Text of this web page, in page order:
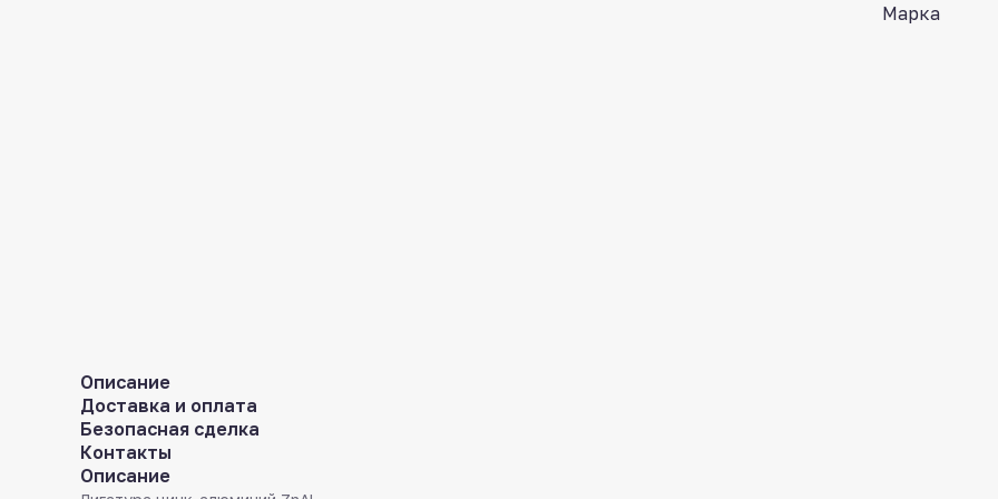
Марка
Описание
Доставка и оплата
Безопасная сделка
Контакты
Описание